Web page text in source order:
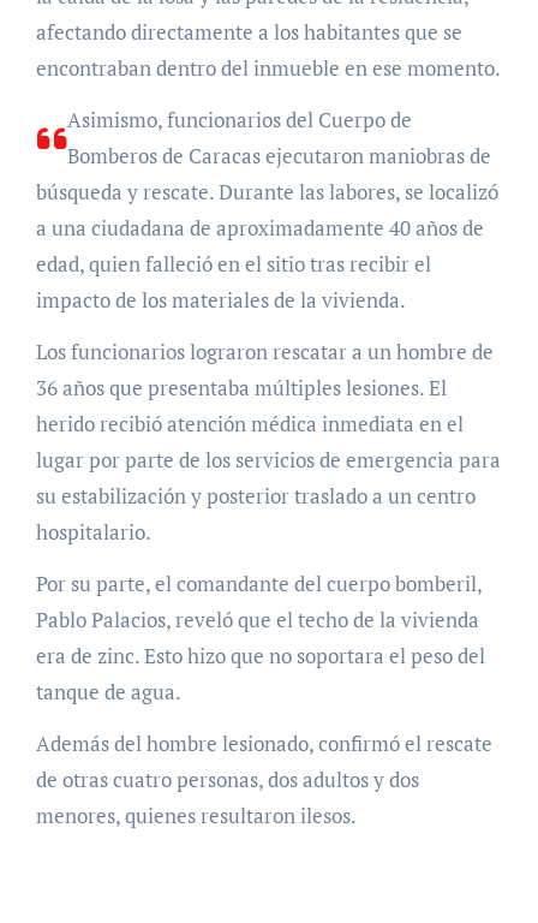
afectando directamente a los habitantes que se
encontraban dentro del inmueble en ese momento.
Asimismo, funcionarios del Cuerpo de
Bomberos de Caracas ejecutaron maniobras de
búsqueda y rescate. Durante las labores, se localizó
a una ciudadana de aproximadamente 40 años de
edad, quien falleció en el sitio tras recibir el
impacto de los materiales de la vivienda.
Los funcionarios lograron rescatar a un hombre de
36 años que presentaba múltiples lesiones. El
herido recibió atención médica inmediata en el
lugar por parte de los servicios de emergencia para
su estabilización y posterior traslado a un centro
hospitalario.
Por su parte, el comandante del cuerpo bomberil,
Pablo Palacios, reveló que el techo de la vivienda
era de zinc. Esto hizo que no soportara el peso del
tanque de agua.
Además del hombre lesionado, confirmó el rescate
de otras cuatro personas, dos adultos y dos
menores, quienes resultaron ilesos.